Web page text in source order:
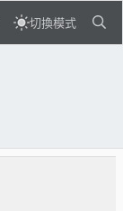
切換模式